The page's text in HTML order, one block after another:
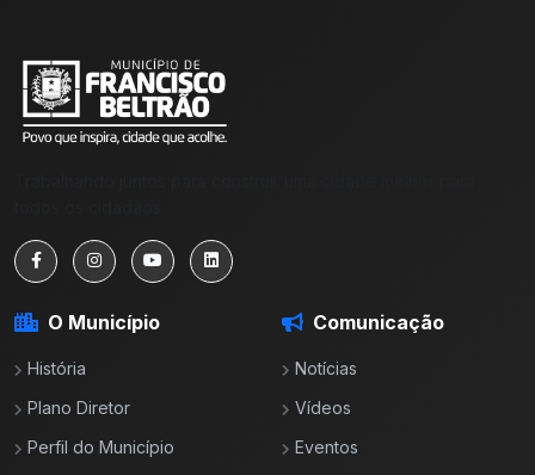
O Município
História
Plano Diretor
Perfil do Município
Comunicação
Notícias
Vídeos
Eventos